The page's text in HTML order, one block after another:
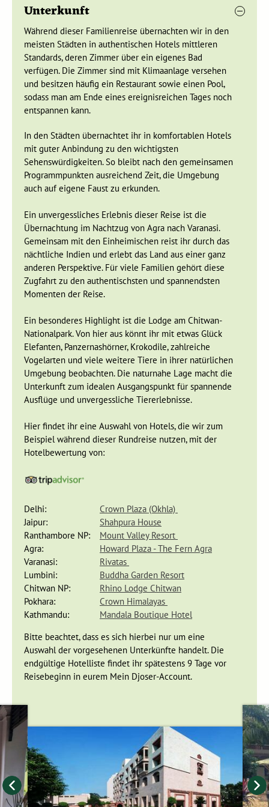
Der Unionsstaat Rajasthan ist wohl das Exotischste, was
Indien euch zu bieten hat, ein Land wie aus 1001 Nacht,
legendenumwoben und geheimnisvoll.
Wir reisen von Delhi in die in Zentral-Rajasthan gelegene
Hauptstadt dieses Bundesstaates,
Jaipur . Die sogenannte
"Pink City", ist das lebende Denkmal eines der
bemerkenswertesten Moguln, Jai Singh II. Er hatte die
Vorstellung einer ersten planmäßig erbaute Stadt und
Hauptstadt eines im 17. Jahrhunderts vereinten Rajputana mit
Zentrum für Regierung, Handel und Religion. Heutzutage ist
Jaipur eine äußerst geschäftige Großstadt in der mehr als 1,5
Mio. Einwohner leben. Die Bezeichnung "Pink City" bezieht
sich übrigens auf die Farbe der wichtigsten Bauten der
Stadt.
Zu den bekanntesten Sehenswürdigkeiten Jaipurs zählen das
Observatorium von Maharadja Singh II. und das Central
Museum Albert Hall. Bereits von Weitem ist die markante
Fassade des bekannten Palast der Winde, der
erkennen. Das Gebäude wurde komplett aus rotem und rosa
Sandstein erbaut, ist wunderbar verziert und seine
außergewöhnliche Architektur verschlägt jedem Betrachter
kurz den Atem.
Wir unternehmen einen Ausflug zur 11 km entfernten
Festung Amber-Fort. Den steilen Aufstieg zum Amber Fort,
welches im 16. Jahrundert erbaut wurde, könnt ihr bequem
per Jeep zurück legen. Bei einem Streifzug durch die
weitläufige Anlage der Festung lassen sich die
säulenumstandenen Höfe, kunstvoll angelegte Gärten und
bunt verzierten Torbögen bewundern.
Tigersafari im Ranthambore
Nationalpark
Tag 6 Jaipur - Ranthambore Nationalpark
Tag 7 Ranthambore NP: Tigersafari - Fatehpur Sikri - Agra
kulinarischen Abenteuer ihr unternehmt – eure Djoser-
Seite.
zuschläge von ungefähr in der Reisesumme enthalten
Unterkunft
Während dieser Familienreise übernachten wir in den
meisten Städten in authentischen Hotels mittleren
Standards, deren Zimmer über ein eigenes Bad
verfügen. Die Zimmer sind mit Klimaanlage versehen
und besitzen häufig ein Restaurant sowie einen Pool,
sodass man am Ende eines ereignisreichen Tages noch
entspannen kann.
In den Städten übernachtet ihr in komfortablen Hotels
mit guter Anbindung zu den wichtigsten
Sehenswürdigkeiten. So bleibt nach den gemeinsamen
Programmpunkten ausreichend Zeit, die Umgebung
auch auf eigene Faust zu erkunden.
Ein unvergessliches Erlebnis dieser Reise ist die
Übernachtung im Nachtzug von Agra nach Varanasi.
Gemeinsam mit den Einheimischen reist ihr durch das
nächtliche Indien und erlebt das Land aus einer ganz
anderen Perspektive. Für viele Familien gehört diese
Zugfahrt zu den authentischsten und spannendsten
Momenten der Reise.
Ein besonderes Highlight ist die Lodge am Chitwan-
Nationalpark. Von hier aus könnt ihr mit etwas Glück
Elefanten, Panzernashörner, Krokodile, zahlreiche
Vogelarten und viele weitere Tiere in ihrer natürlichen
Umgebung beobachten. Die naturnahe Lage macht die
Unterkunft zum idealen Ausgangspunkt für spannende
Ausflüge und unvergessliche Tiererlebnisse.
Hier findet ihr eine Auswahl von Hotels, die wir zum
Beispiel während dieser Rundreise nutzen, mit der
Hotelbewertung von:
Delhi:
Crown Plaza (Okhla)
Jaipur:
Shahpura House
Ranthambore NP:
Mount Valley Resort
Agra:
Howard Plaza - The Fern Agra
Varanasi:
Rivatas
Lumbini:
Buddha Garden Resort
Chitwan NP:
Rhino Lodge Chitwan
Pokhara:
Crown Himalayas
Kathmandu:
Mandala Boutique Hotel
Bitte beachtet, dass es sich hierbei nur um eine
Auswahl der vorgesehenen Unterkünfte handelt. Die
endgültige Hotelliste findet ihr spätestens 9 Tage vor
Reisebeginn in eurem Mein Djoser-Account.